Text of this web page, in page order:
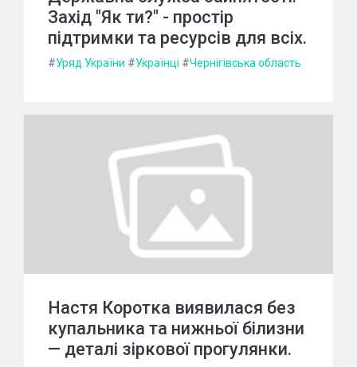
Захід "Як ти?" - простір
підтримки та ресурсів для всіх.
#Уряд України #Українці #Чернігівська область
Настя Коротка виявилася без
купальника та нижньої білизни
— деталі зіркової прогулянки.